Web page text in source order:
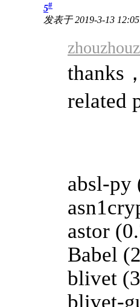
5#
发表于 2019-3-13
thanks
related
absl-py
astor
Babel
blivet
blivet-